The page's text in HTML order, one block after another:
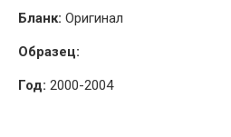
Бланк: Оригинал
Образец:
Год: 2000-2004